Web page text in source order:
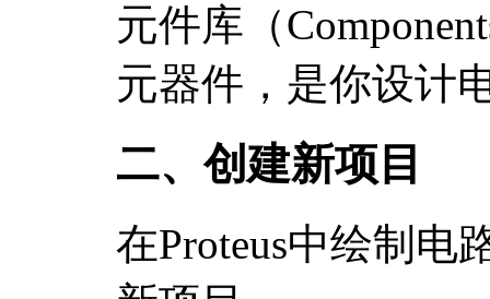
元件库（
元器件，是你设计
二、创建新项目
在Proteus中绘制电